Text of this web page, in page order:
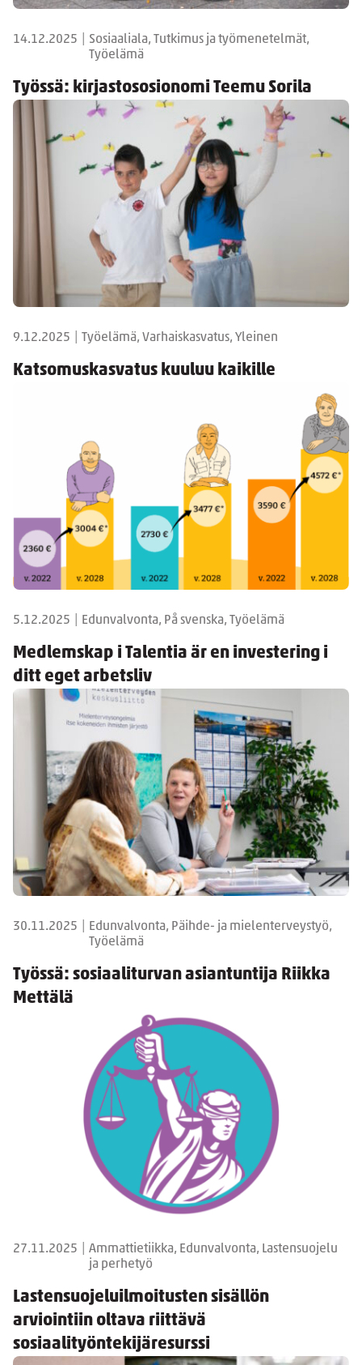
14.12.2025
Sosiaaliala, Tutkimus ja työmenetelmät,
Työelämä
Työssä: kirjastososionomi Teemu Sorila
9.12.2025 Työelämä, Varhaiskasvatus, Yleinen
Katsomuskasvatus kuuluu kaikille
5.12.2025 Edunvalvonta, På svenska, Työelämä
Medlemskap i Talentia är en investering i
ditt eget arbetsliv
30.11.2025
Edunvalvonta, Päihde- ja mielenterveystyö,
Työelämä
Työssä: sosiaaliturvan asiantuntija Riikka
Mettälä
27.11.2025
Ammattietiikka, Edunvalvonta, Lastensuojelu
ja perhetyö
Lastensuojeluilmoitusten sisällön
arviointiin oltava riittävä
sosiaalityöntekijäresurssi